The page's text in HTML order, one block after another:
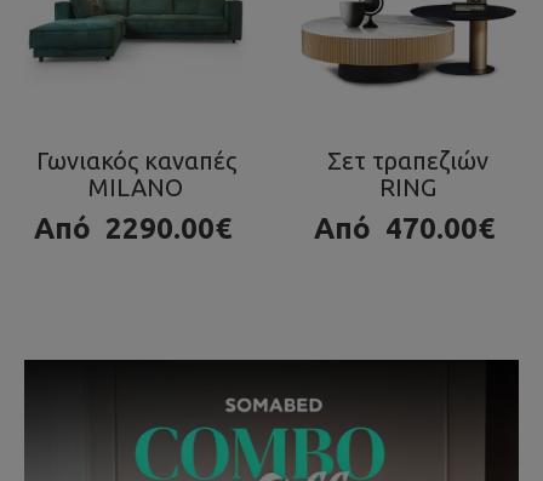
Σετ τραπεζιών
RING
Από 470.00€
Τραπεζάκι OLA
980.00€